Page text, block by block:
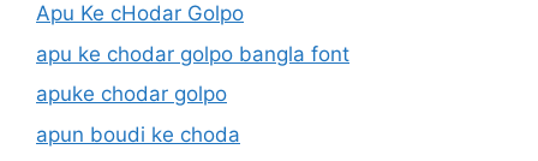
Apu Ke cHodar Golpo
apu ke chodar golpo bangla font
apuke chodar golpo
apun boudi ke choda